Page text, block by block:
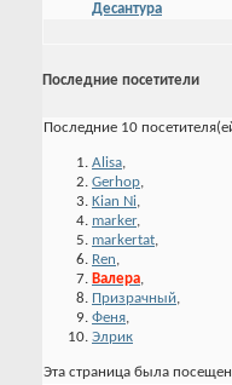
Десантура
Последние посетители
Последние 10
Alisa,
Gerhop,
Kian Ni,
marker,
markertat,
Ren,
Валера,
Призрачный,
Феня,
Элрик
Эта страница была